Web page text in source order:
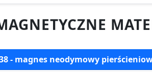
- magnes neodymowy